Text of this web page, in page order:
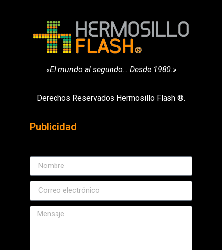
«El mundo al segundo… Desde 1980.»
Derechos Reservados Hermosillo Flash ®.
Publicidad